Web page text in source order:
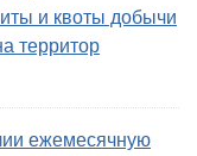
и квоты добычи
территор
ежемесячную